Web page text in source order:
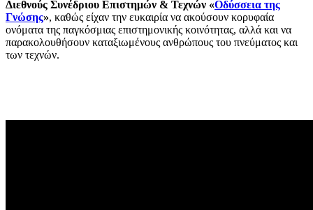
Διεθνούς Συνέδριου Επιστημών & Τεχνών «Οδύσσεια της
Γνώσης», καθώς είχαν την ευκαιρία να ακούσουν κορυφαία
ονόματα της παγκόσμιας επιστημονικής κοινότητας, αλλά και να
παρακολουθήσουν καταξιωμένους ανθρώπους του πνεύματος και
των τεχνών.